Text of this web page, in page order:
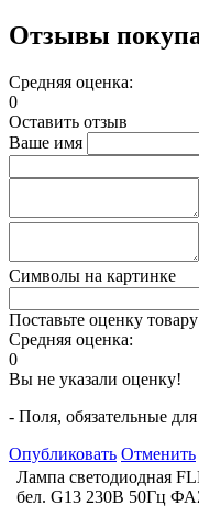
Отзывы
Средняя оценка:
0
Оставить отзыв
Ваше имя
Символы на картинке
Поставьте оценку товару
Средняя оценка:
0
Вы не указали оценку!
- Поля, обязательные
Опубликовать Отменить
Лампа светодиодная
бел. G13 230В 50Гц